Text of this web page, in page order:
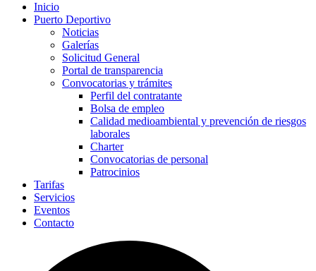
Inicio
Puerto Deportivo
Noticias
Galerías
Solicitud General
Portal de transparencia
Convocatorias y trámites
Perfil del contratante
Bolsa de empleo
Calidad medioambiental y prevención de riesgos
laborales
Charter
Convocatorias de personal
Patrocinios
Tarifas
Servicios
Eventos
Contacto